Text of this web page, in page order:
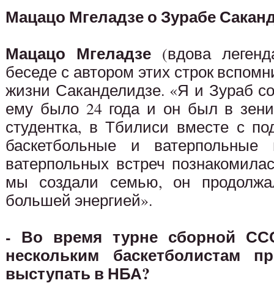
Мацацо Мгеладзе о Зурабе
Мацацо Мгеладзе (вдова
беседе с автором этих строк
жизни Саканделидзе. «Я и Зураб
ему было 24 года и он был в
студентка, в Тбилиси вместе с
баскетбольные и
ватерпольных встреч
мы создали семью, он
большей энергией».
- Во время турне сборной
нескольким баскетболистам
выступать в НБА?